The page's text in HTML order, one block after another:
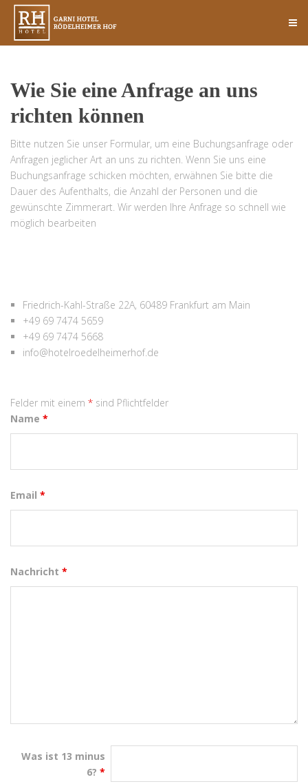
Wie Sie eine Anfrage an uns
richten können
Bitte nutzen Sie unser Formular, um eine Buchungsanfrage oder
Anfragen jeglicher Art an uns zu richten. Wenn Sie uns eine
Buchungsanfrage schicken möchten, erwähnen Sie bitte die
Dauer des Aufenthalts, die Anzahl der Personen und die
gewünschte Zimmerart. Wir werden Ihre Anfrage so schnell wie
möglich bearbeiten
Friedrich-Kahl-Straße 22A, 60489 Frankfurt am Main
+49 69 7474 5659
+49 69 7474 5668
info@hotelroedelheimerhof.de
Felder mit einem * sind Pflichtfelder
Name *
Email *
Nachricht *
Was ist 13 minus
6? *